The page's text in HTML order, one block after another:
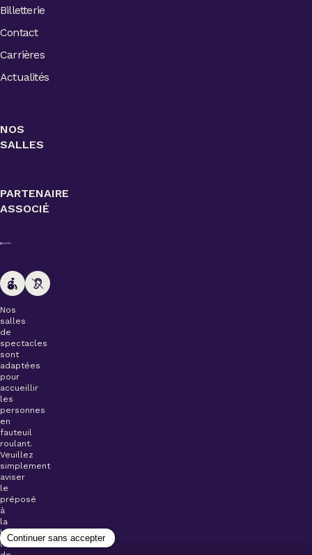
Billetterie
Contact
Carrières
Actualités
NOS
SALLES
PARTENAIRE
ASSOCIÉ
Nos
salles
de
spectacles
sont
adaptées
pour
accueillir
les
personnes
en
fauteuil
roulant.
Veuillez
simplement
aviser
le
préposé
à
la
billetterie
lors